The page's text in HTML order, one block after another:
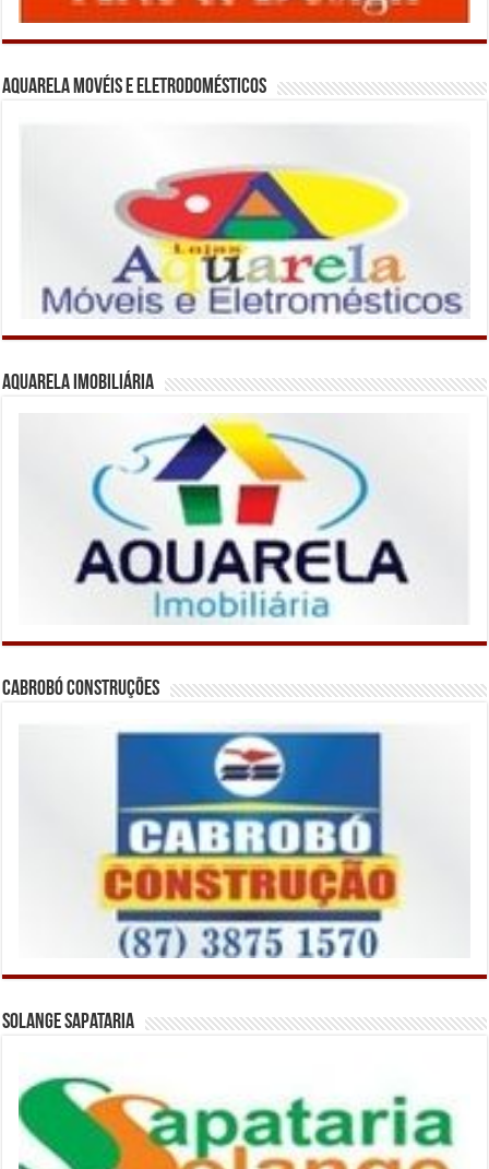
Aquarela Movéis e Eletrodomésticos
Aquarela Imobiliária
Cabrobó Construções
Solange Sapataria